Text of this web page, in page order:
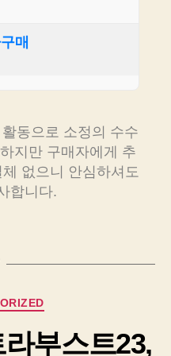
매
동으로 소정의 수수
지만 구매자에게 추
없으니 안심하셔도
합니다.
부스트23,